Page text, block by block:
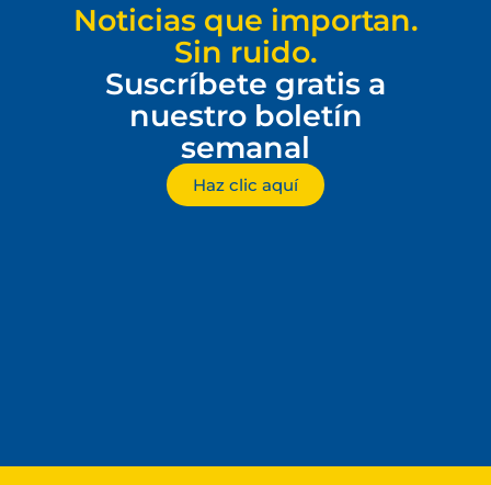
Noticias que importan.
Sin ruido.
Suscríbete gratis a
nuestro boletín
semanal
Haz clic aquí